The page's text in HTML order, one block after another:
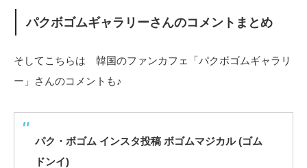
パクボゴムギャラリーさんのコメントまとめ
そしてこちらは 韓国のファンカフェ「パクボゴムギャラリ
ー」さんのコメントも♪
パク・ボゴム インスタ投稿 ボゴムマジカル (ゴム
ドンイ)